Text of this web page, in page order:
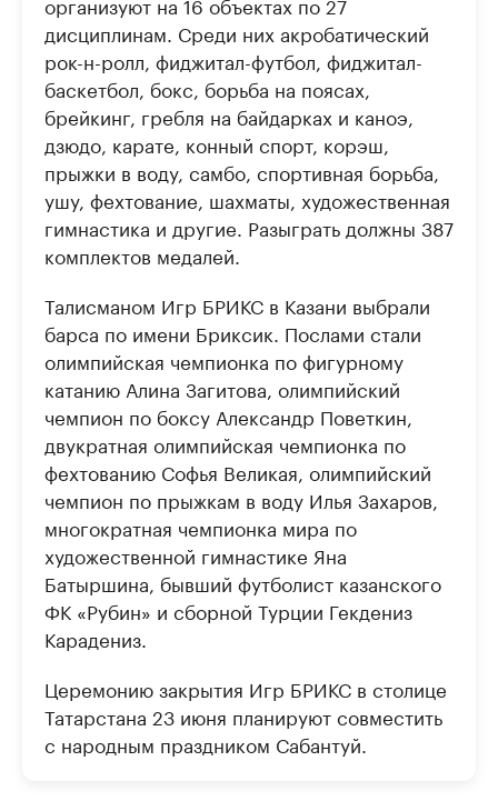
дисциплинам. Среди них акробатический
рок-н-ролл, фиджитал-футбол, фиджитал-
баскетбол, бокс, борьба на поясах,
брейкинг, гребля на байдарках и каноэ,
дзюдо, карате, конный спорт, корэш,
прыжки в воду, самбо, спортивная борьба,
ушу, фехтование, шахматы, художественная
гимнастика и другие. Разыграть должны 387
комплектов медалей.
Талисманом Игр БРИКС в Казани выбрали
барса по имени Бриксик. Послами стали
олимпийская чемпионка по фигурному
катанию Алина Загитова, олимпийский
чемпион по боксу Александр Поветкин,
двукратная олимпийская чемпионка по
фехтованию Софья Великая, олимпийский
чемпион по прыжкам в воду Илья Захаров,
многократная чемпионка мира по
художественной гимнастике Яна
Батыршина, бывший футболист казанского
ФК «Рубин» и сборной Турции Гекдениз
Карадениз.
Церемонию закрытия Игр БРИКС в столице
Татарстана 23 июня планируют совместить
с народным праздником Сабантуй.